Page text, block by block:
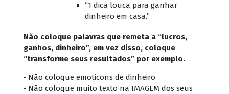
“1 dica louca para ganhar
dinheiro em casa.”
Não coloque palavras que remeta a “lucros,
ganhos, dinheiro”, em vez disso, coloque
“transforme seus resultados” por exemplo.
• Não coloque emoticons de dinheiro
• Não coloque muito texto na IMAGEM dos seus